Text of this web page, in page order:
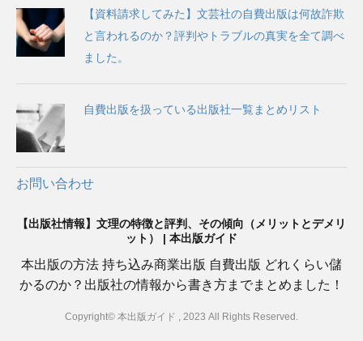
【資料請求してみた】文芸社の自費出版は何故詐欺
と言われるのか？評判やトラブルの真実を全て調べ
ました。
自費出版を扱っている出版社一覧まとめリスト
お問い合わせ
【出版社情報】文理の特徴と評判、その傾向（メリットとデメリ
ット） | 本出版ガイド
本出版の方法 持ち込み商業出版 自費出版 どれくらい儲
かるのか？出版社の情報から書き方までまとめました！
Copyright© 本出版ガイド , 2023 All Rights Reserved.